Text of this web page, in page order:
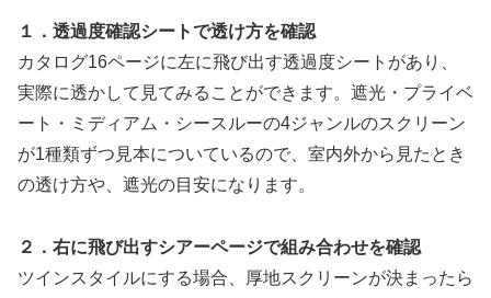
１．透過度確認シートで透け方を確認
カタログ16ページに左に飛び出す透過度シートがあり、
実際に透かして見てみることができます。遮光・プライベ
ート・ミディアム・シースルーの4ジャンルのスクリーン
が1種類ずつ見本についているので、室内外から見たとき
の透け方や、遮光の目安になります。
２．右に飛び出すシアーページで組み合わせを確認
ツインスタイルにする場合、厚地スクリーンが決まったら